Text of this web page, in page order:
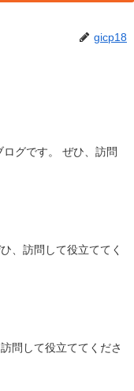
gicp18
グです。 ぜひ、訪問
、訪問して役立ててく
問して役立ててくださ